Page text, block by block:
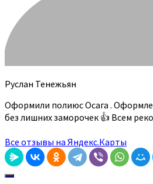
Руслан Тенежьян
Оформили полиюс Осага .
без лишних заморочек 👍 Всем
Все отзывы на Яндекс.Карты